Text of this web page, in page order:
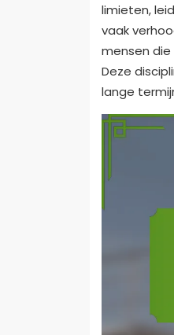
limieten,
vaak
mensen
Deze
lange